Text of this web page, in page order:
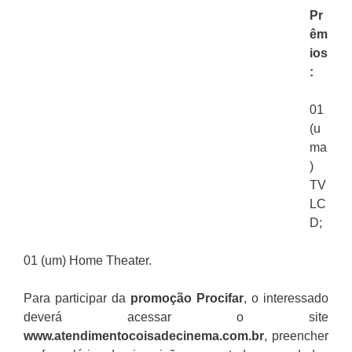
Pr
êm
ios
:
01
(u
ma
)
TV
LC
D;
01 (um) Home Theater.
Para participar da promoção Procifar, o interessado
deverá acessar o site
www.atendimentocoisadecinema.com.br, preencher